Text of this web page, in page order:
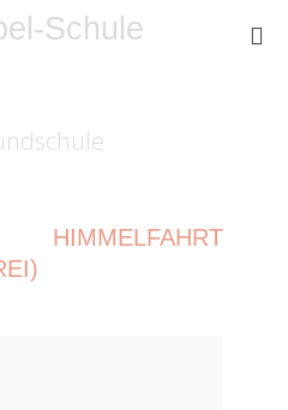
Schule